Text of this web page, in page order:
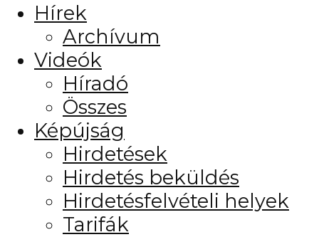
Hírek
Archívum
Videók
Híradó
Összes
Képújság
Hirdetések
Hirdetés beküldés
Hirdetésfelvételi helyek
Tarifák